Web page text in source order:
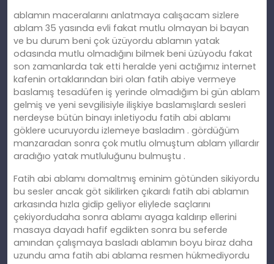
ablamın maceralarını anlatmaya calışacam sizlere
ablam 35 yasında evli fakat mutlu olmayan bi bayan
ve bu durum beni çok üzüyordu ablamın yatak
odasında mutlu olmadığını bilmek beni üzüyodu fakat
son zamanlarda tak etti heralde yeni actığımız internet
kafenin ortaklarından biri olan fatih abiye vermeye
baslamış tesadüfen iş yerinde olmadığım bi gün ablam
gelmiş ve yeni sevgilisiyle ilişkiye baslamışlardı sesleri
nerdeyse bütün binayı inletiyodu fatih abi ablamı
göklere ucuruyordu izlemeye basladım . gördüğüm
manzaradan sonra çok mutlu olmuştum ablam yıllardır
aradığıo yatak mutluluğunu bulmuştu .
Fatih abi ablamı domaltmış eminim götünden sikiyordu
bu sesler ancak göt sikilirken çıkardı fatih abi ablamın
arkasında hızla gidip geliyor eliylede saçlarını
çekiyordudaha sonra ablamı ayaga kaldırıp ellerini
masaya dayadı hafif egdikten sonra bu seferde
amından çalışmaya basladı ablamın boyu biraz daha
uzundu ama fatih abi ablama resmen hükmediyordu